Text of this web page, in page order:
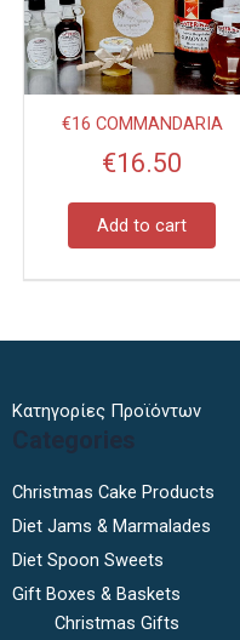
€16 COMMANDARIA
€16.50
Add to cart
Κατηγορίες Προϊόντων
Categories
Christmas Cake Products
Diet Jams & Marmalades
Diet Spoon Sweets
Gift Boxes & Baskets
Christmas Gifts